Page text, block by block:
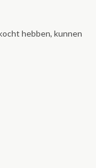
hebben, kunnen